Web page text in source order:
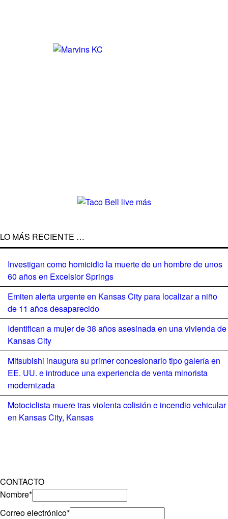
LO MÁS RECIENTE …
Investigan como homicidio la muerte de un hombre de unos
60 años en Excelsior Springs
Emiten alerta urgente en Kansas City para localizar a niño
de 11 años desaparecido
Identifican a mujer de 38 años asesinada en una vivienda de
Kansas City
Mitsubishi inaugura su primer concesionario tipo galería en
EE. UU. e introduce una experiencia de venta minorista
modernizada
Motociclista muere tras violenta colisión e incendio vehicular
en Kansas City, Kansas
CONTACTO
Nombre*
Correo electrónico*